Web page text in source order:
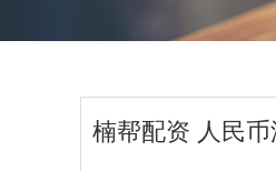
楠帮配资 人民